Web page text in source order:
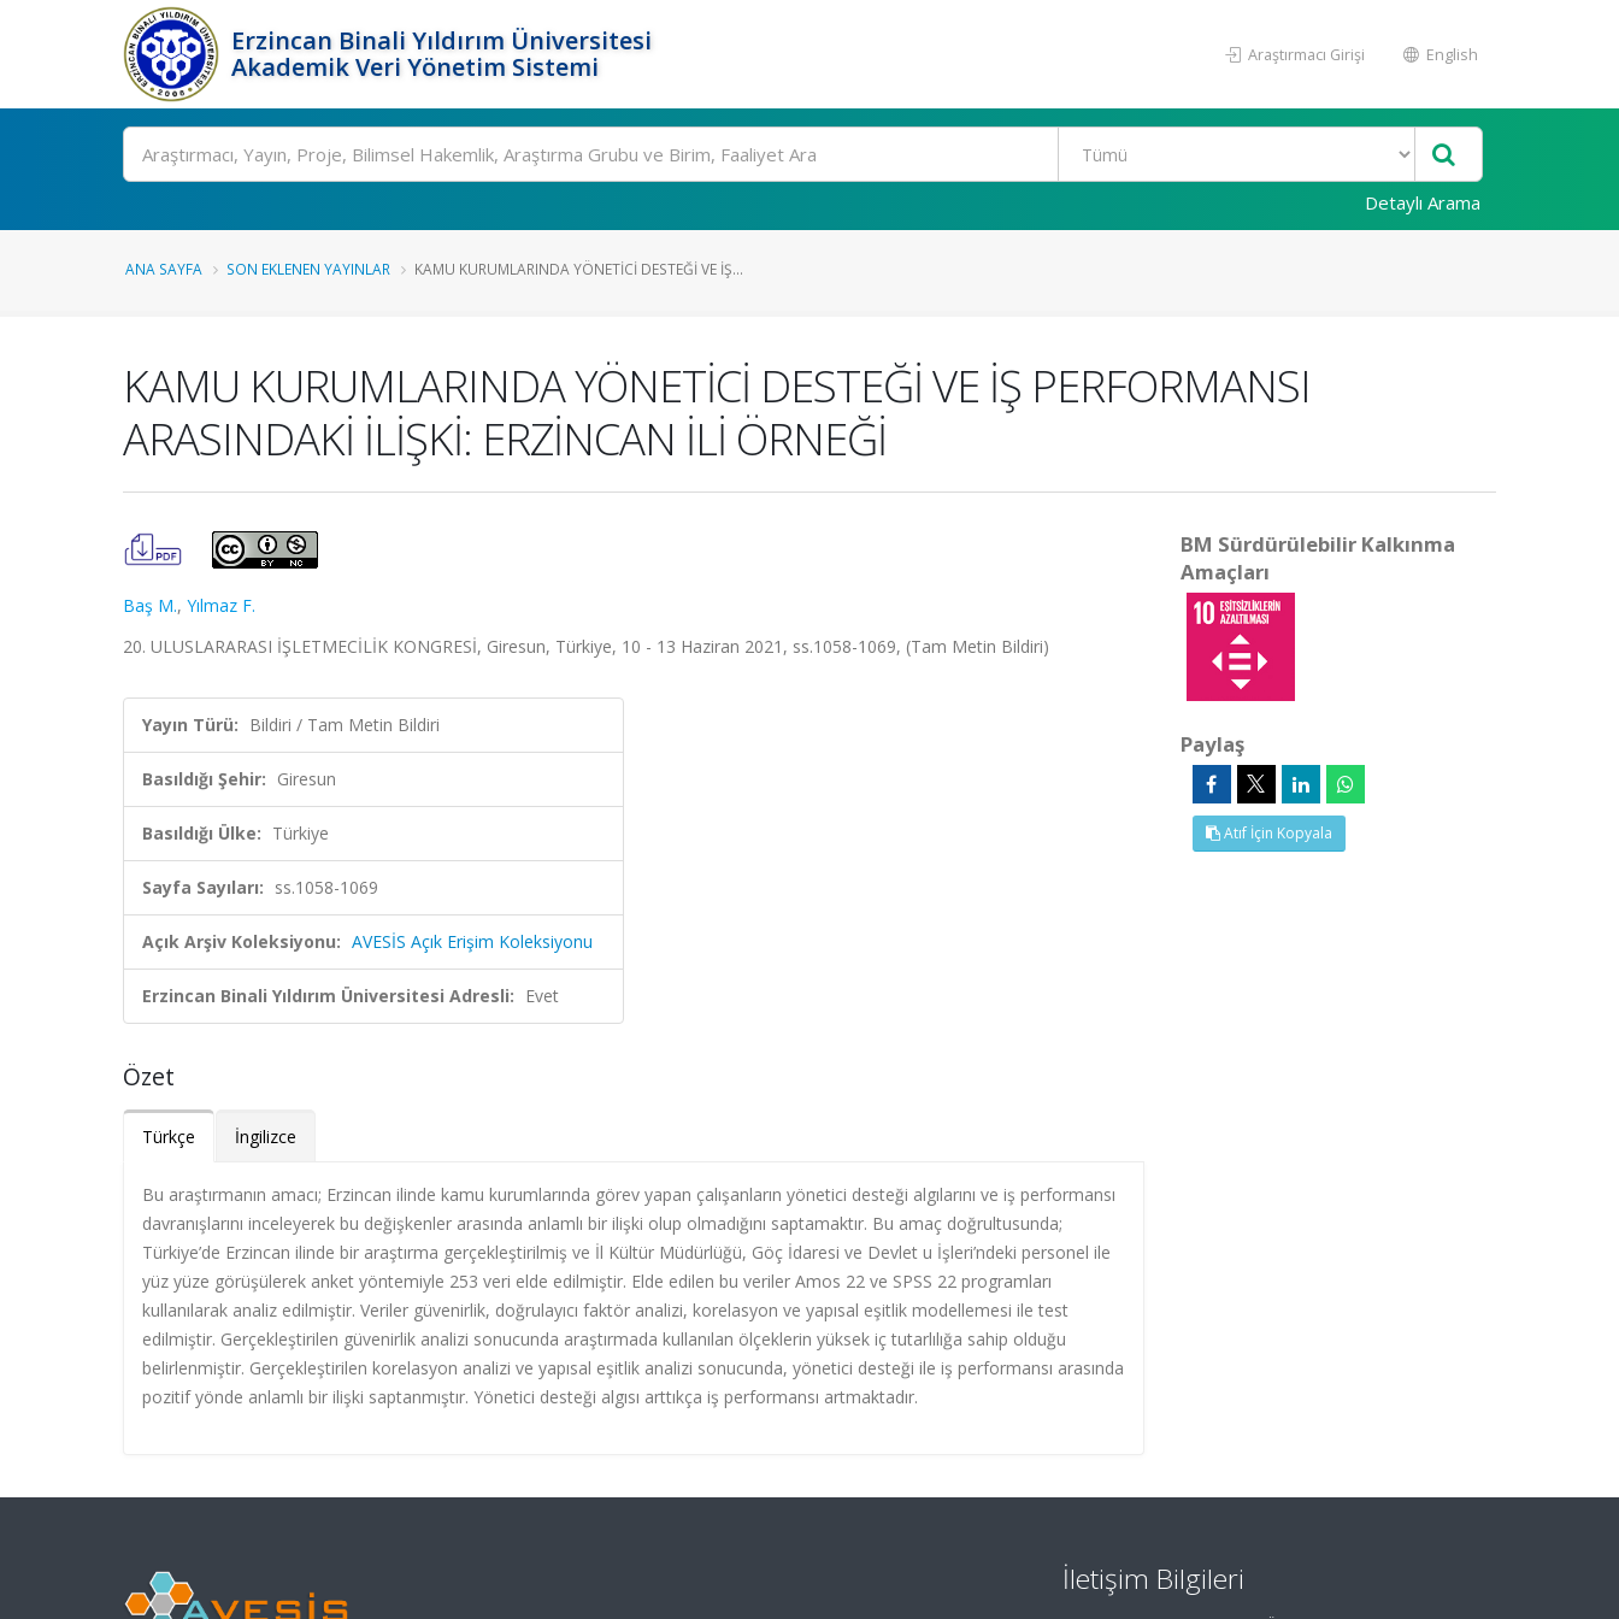
Erzincan Binali Yıldırım Üniversitesi
Akademik Veri Yönetim Sistemi
Araştırmacı Girişi English
Ara
Detaylı Arama
ANA SAYFA SON EKLENEN YAYINLAR KAMU KURUMLARINDA YÖNETİCİ DESTEĞİ VE İŞ...
KAMU KURUMLARINDA YÖNETİCİ DESTEĞİ VE İŞ PERFORMANSI
ARASINDAKİ İLİŞKİ: ERZİNCAN İLİ ÖRNEĞİ
Baş M., Yılmaz F.
20. ULUSLARARASI İŞLETMECİLİK KONGRESİ, Giresun, Türkiye, 10 - 13 Haziran 2021, ss.1058-1069, (Tam Metin Bildiri)
Yayın Türü: Bildiri / Tam Metin Bildiri
Basıldığı Şehir: Giresun
Basıldığı Ülke: Türkiye
Sayfa Sayıları: ss.1058-1069
Açık Arşiv Koleksiyonu: AVESİS Açık Erişim Koleksiyonu
Erzincan Binali Yıldırım Üniversitesi Adresli: Evet
Özet
Türkçe İngilizce
Bu araştırmanın amacı; Erzincan ilinde kamu kurumlarında görev yapan çalışanların yönetici desteği algılarını ve iş performansı
davranışlarını inceleyerek bu değişkenler arasında anlamlı bir ilişki olup olmadığını saptamaktır. Bu amaç doğrultusunda;
Türkiye’de Erzincan ilinde bir araştırma gerçekleştirilmiş ve İl Kültür Müdürlüğü, Göç İdaresi ve Devlet u İşleri’ndeki personel ile
yüz yüze görüşülerek anket yöntemiyle 253 veri elde edilmiştir. Elde edilen bu veriler Amos 22 ve SPSS 22 programları
kullanılarak analiz edilmiştir. Veriler güvenirlik, doğrulayıcı faktör analizi, korelasyon ve yapısal eşitlik modellemesi ile test
edilmiştir. Gerçekleştirilen güvenirlik analizi sonucunda araştırmada kullanılan ölçeklerin yüksek iç tutarlılığa sahip olduğu
belirlenmiştir. Gerçekleştirilen korelasyon analizi ve yapısal eşitlik analizi sonucunda, yönetici desteği ile iş performansı arasında
pozitif yönde anlamlı bir ilişki saptanmıştır. Yönetici desteği algısı arttıkça iş performansı artmaktadır.
BM Sürdürülebilir Kalkınma
Amaçları
Paylaş
Atıf İçin Kopyala
İletişim Bilgileri